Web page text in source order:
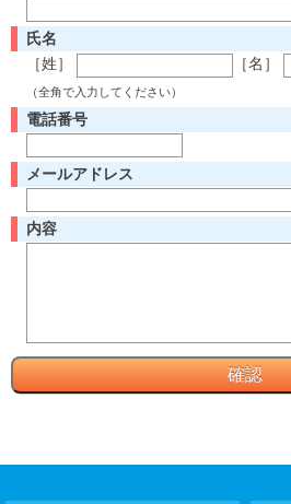
氏名
［姓］
［名］
（全角で入力してください）
電話番号
メールアドレス
内容